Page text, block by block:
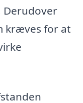
kræves for at